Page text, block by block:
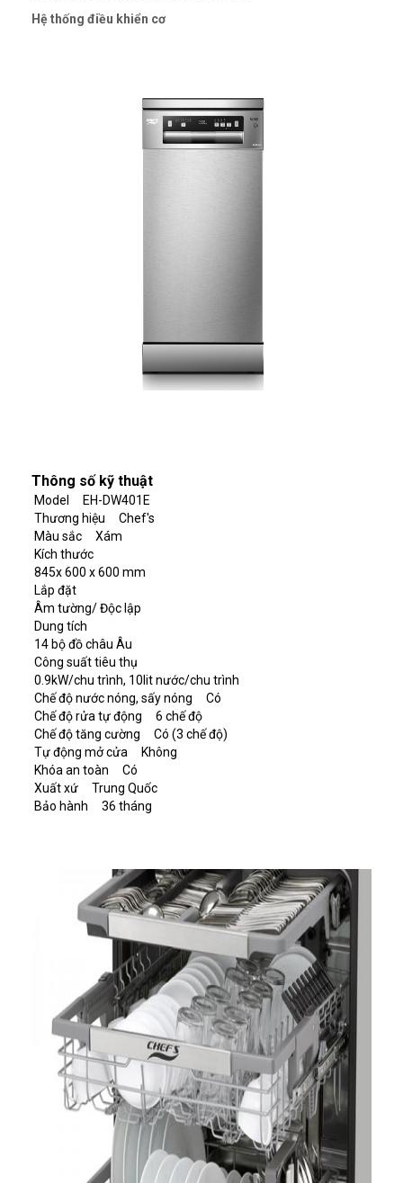
Hệ thống điều khiển cơ
Thông số kỹ thuật
Model EH-DW401E
Thương hiệu Chef's
Màu sắc Xám
Kích thước
845x 600 x 600 mm
Lắp đặt
Âm tường/ Độc lập
Dung tích
14 bộ đồ châu Âu
Công suất tiêu thụ
0.9kW/chu trình, 10lit nước/chu trình
Chế độ nước nóng, sấy nóng Có
Chế độ rửa tự động 6 chế độ
Chế độ tăng cường Có (3 chế độ)
Tự động mở cửa Không
Khóa an toàn Có
Xuất xứ Trung Quốc
Bảo hành 36 tháng